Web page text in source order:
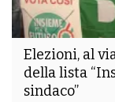
Elezioni, al
della lista
sindaco”